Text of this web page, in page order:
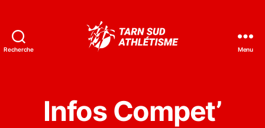
Recherche Menu
Infos Compet’